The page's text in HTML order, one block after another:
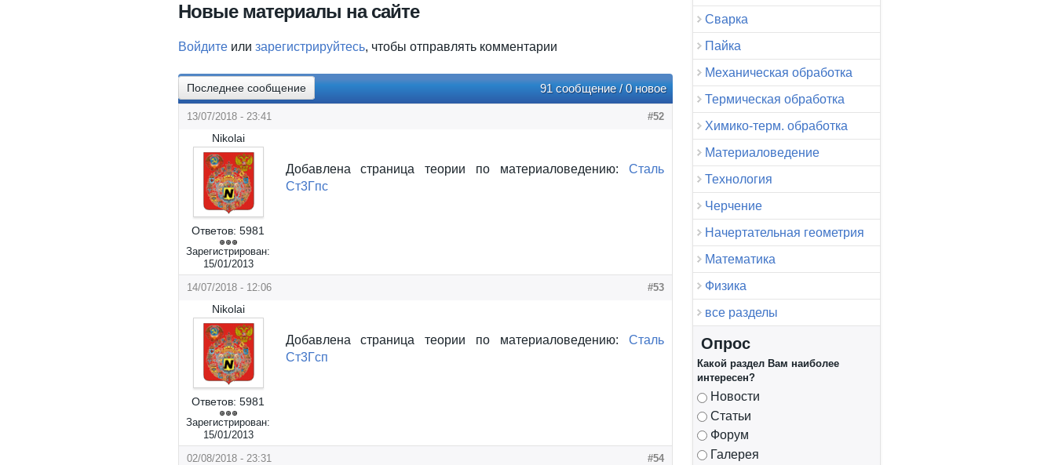
Новые материалы на сайте
Войдите или зарегистрируйтесь, чтобы отправлять комментарии
Последнее сообщение 91 сообщение / 0 новое
13/07/2018 - 23:41 #52
Nikolai
Ответов: 5981
Зарегистрирован:
15/01/2013
Добавлена страница теории по материаловедению: Сталь
Ст3Гпс
14/07/2018 - 12:06 #53
Nikolai
Ответов: 5981
Зарегистрирован:
15/01/2013
Добавлена страница теории по материаловедению: Сталь
Ст3Гсп
02/08/2018 - 23:31 #54
Сварка
Пайка
Механическая обработка
Термическая обработка
Химико-терм. обработка
Материаловедение
Технология
Черчение
Начертательная геометрия
Математика
Физика
все разделы
Опрос
Какой раздел Вам наиболее
интересен?
Варианты
Новости
Статьи
Форум
Галерея